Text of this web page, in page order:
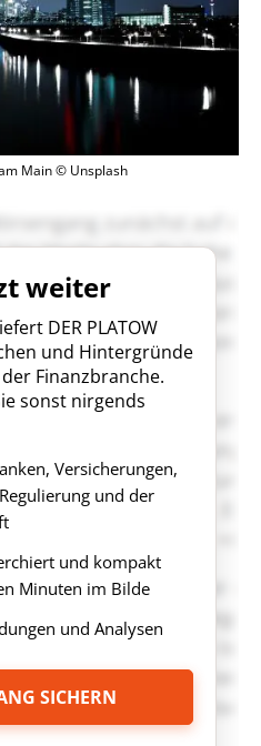
Main © Unsplash
weiter
DER PLATOW
und Hintergründe
Finanzbranche.
sonst nirgends
Versicherungen,
und der
und kompakt
Minuten im Bilde
und Analysen
SICHERN